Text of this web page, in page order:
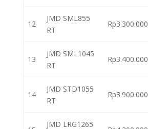
12
JMD SML855
RT
Rp3.300.000
13
JMD SML1045
RT
Rp3.400.000
14
JMD STD1055
RT
Rp3.900.000
JMD LRG1265